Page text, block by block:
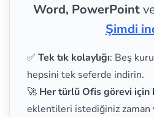
Word, PowerPoint
Şimdi
✅ Tek tık kolaylığı: Beş
hepsini tek seferde indirin.
🚀 Her türlü Ofis görevi için
eklentileri istediğiniz zaman